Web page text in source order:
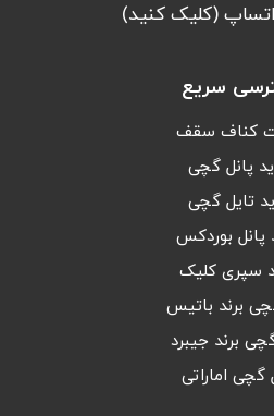
(کلیک کنید)
سریع
کناف سقف
پانل گچی
تایل گچی
پانل بوردکس
سپری کلیک
برند باتیس
برند جیبرد
گچی اماراتی